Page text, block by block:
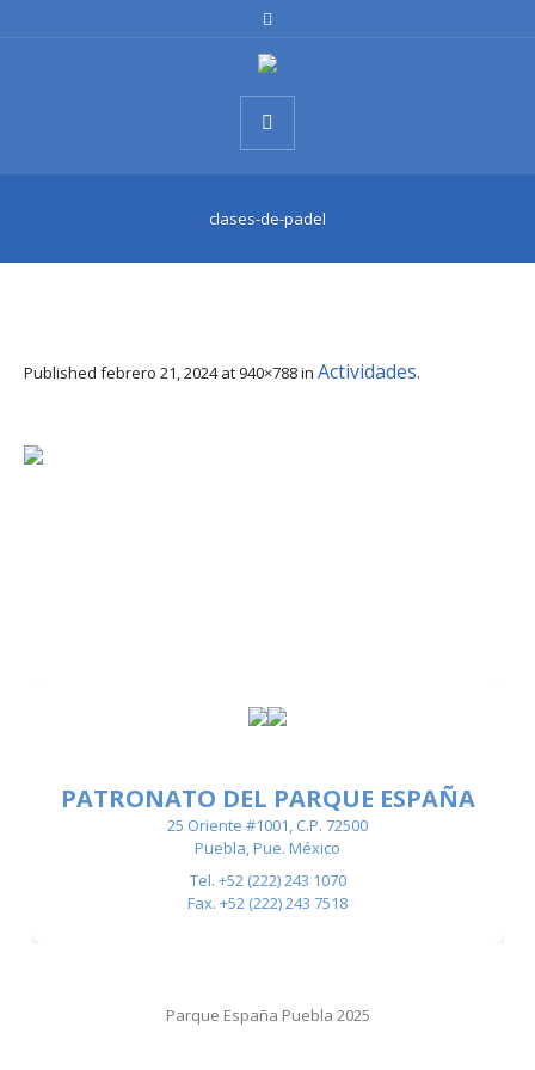
clases-de-padel
Published febrero 21, 2024at 940×788 in Actividades.
PATRONATO DEL PARQUE ESPAÑA
25 Oriente #1001, C.P. 72500
Puebla, Pue. México
Tel. +52 (222) 243 1070
Fax. +52 (222) 243 7518
Parque España Puebla 2025